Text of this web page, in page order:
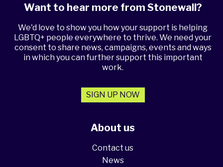
About us
Contact us
News
Want to hear more from Stonewall?
We'd love to show you how your support is helping
LGBTQ+ people everywhere to thrive. We need your
consent to share news, campaigns, events and ways
in which you can further support this important
work.
SIGN UP NOW